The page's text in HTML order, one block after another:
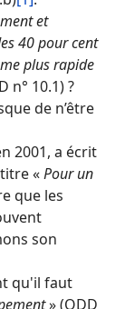
et
40 pour cent
plus rapide
n° 10.1) ?
de n’être
2001, a écrit
«Pour un
que les
son
qu'il faut
» (ODD